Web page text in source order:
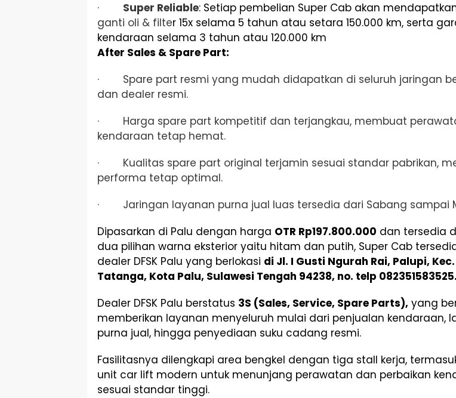
· Super Reliable: Setiap pembelian Super Cab akan
ganti oli & filter 15x selama 5 tahun atau setara 150.000 km, serta
kendaraan selama 3 tahun atau 120.000 km
After Sales & Spare Part:
· Spare part resmi yang mudah didapatkan di seluruh jaringan
dan dealer resmi.
· Harga spare part kompetitif dan terjangkau, membuat
kendaraan tetap hemat.
· Kualitas spare part original terjamin sesuai standar pabrikan,
performa tetap optimal.
· Jaringan layanan purna jual luas tersedia dari Sabang sampai
Dipasarkan di Palu dengan harga OTR Rp197.800.000 dan tersedia
dua pilihan warna eksterior yaitu hitam dan putih, Super Cab
dealer DFSK Palu yang berlokasi di Jl. I Gusti Ngurah Rai, Palupi, Kec.
Tatanga, Kota Palu, Sulawesi Tengah 94238, no. telp 082351583525.
Dealer DFSK Palu berstatus 3S (Sales, Service, Spare Parts), yang
memberikan layanan menyeluruh mulai dari penjualan kendaraan,
purna jual, hingga penyediaan suku cadang resmi.
Fasilitasnya dilengkapi area bengkel dengan tiga stall kerja,
unit car lift modern untuk menunjang perawatan dan perbaikan
sesuai standar tinggi.